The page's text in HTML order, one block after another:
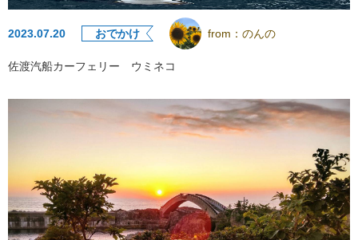
2023.07.20 おでかけ from： のんの
佐渡汽船カーフェリー ウミネコ